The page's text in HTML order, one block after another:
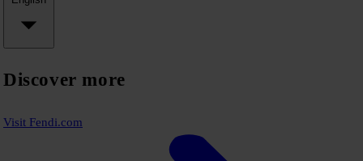
Discover more
Visit Fendi.com